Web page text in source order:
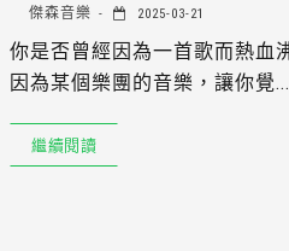
傑森音樂 2025-03-21
你是否曾經因為一首歌而熱血
因為某個樂團的音樂，讓你覺...
繼續閱讀